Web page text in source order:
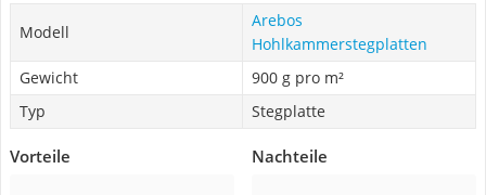
Modell
Arebos
Hohlkammerstegplatten
Gewicht
900 g pro m²
Typ
Stegplatte
Vorteile Nachteile